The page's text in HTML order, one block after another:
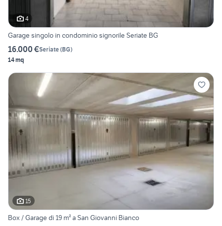
4
Garage singolo in condominio signorile Seriate BG
16.000 €Seriate(BG)
14 mq
15
Box / Garage di 19 m² a San Giovanni Bianco